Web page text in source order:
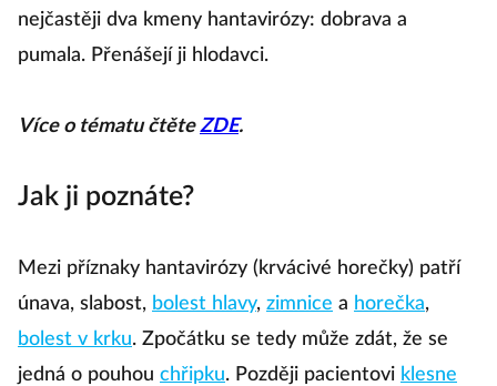
nejčastěji dva kmeny hantavirózy: dobrava a
pumala. Přenášejí ji hlodavci.
Více o tématu čtěteZDE.
Jak ji poznáte?
Mezi příznaky hantavirózy (krvácivé horečky) patří
únava, slabost, bolest hlavy, zimnice a horečka,
bolest v krku. Zpočátku se tedy může zdát, že se
jedná o pouhou chřipku. Později pacientovi klesne